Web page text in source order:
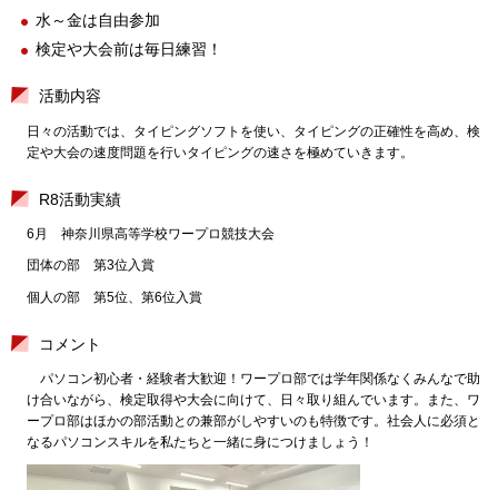
水～金は自由参加
検定や大会前は毎日練習！
活動内容
日々の活動では、タイピングソフトを使い、タイピングの正確性を高め、検
定や大会の速度問題を行いタイピングの速さを極めていきます。
R8活動実績
6月 神奈川県高等学校ワープロ競技大会
団体の部 第3位入賞
個人の部 第5位、第6位入賞
コメント
パソコン初心者・経験者大歓迎！ワープロ部では学年関係なくみんなで助
け合いながら、検定取得や大会に向けて、日々取り組んでいます。また、ワ
ープロ部はほかの部活動との兼部がしやすいのも特徴です。社会人に必須と
なるパソコンスキルを私たちと一緒に身につけましょう！